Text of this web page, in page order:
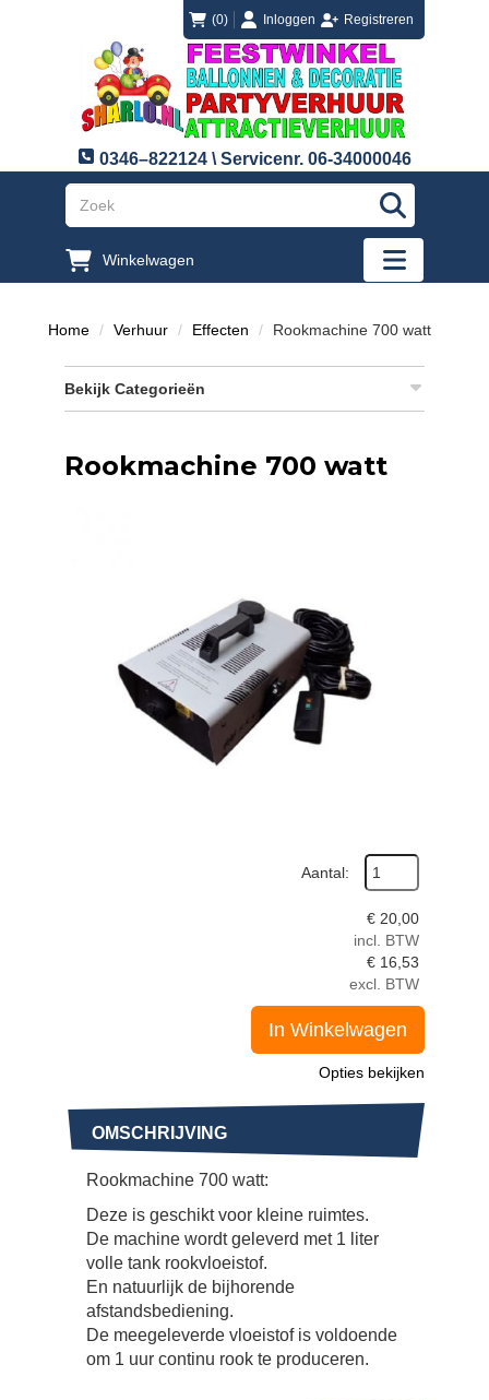
(0) loginInloggen
registreren Registreren
0346–822124 \ Servicenr. 06-34000046
"Zoeken
Winkelwagen
"Toggle
Home Verhuur Effecten Rookmachine 700 watt
Bekijk Categorieën
Rookmachine 700 watt
Aantal:
€ 20,00
incl. BTW
€ 16,53
excl. BTW
In Winkelwagen
Opties bekijken
OMSCHRIJVING
Rookmachine 700 watt:
Deze is geschikt voor kleine ruimtes.
De machine wordt geleverd met 1 liter
volle tank rookvloeistof.
En natuurlijk de bijhorende
afstandsbediening.
De meegeleverde vloeistof is voldoende
om 1 uur continu rook te produceren.